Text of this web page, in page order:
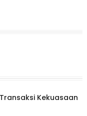
Kekuasaan